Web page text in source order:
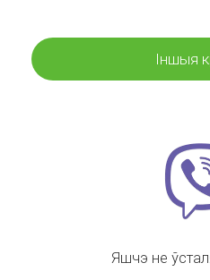
Іншыя
Яшчэ не